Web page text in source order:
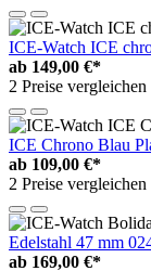
ICE-Watch ICE
ab 149,00 €*
2 Preise vergleichen
ICE Chrono Blau
ab 109,00 €*
2 Preise vergleichen
Edelstahl 47 mm
ab 169,00 €*